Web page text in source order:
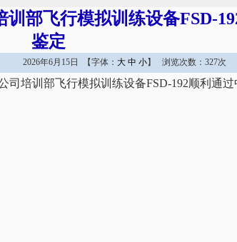
部飞行模拟训练设备FSD-
鉴定
2026年6月15日 【字体： 大 中 小】 浏览次数：327次
司培训部飞行模拟训练设备FSD-192顺利通